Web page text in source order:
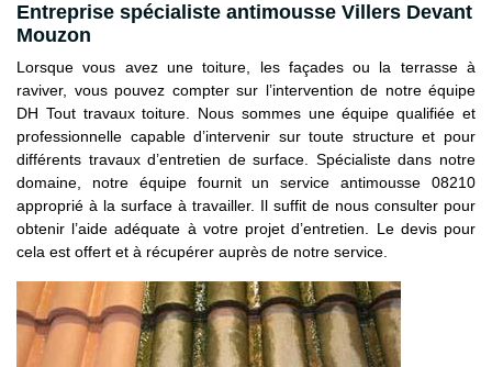
Entreprise spécialiste antimousse Villers Devant
Mouzon
Lorsque vous avez une toiture, les façades ou la terrasse à
raviver, vous pouvez compter sur l’intervention de notre équipe
DH Tout travaux toiture. Nous sommes une équipe qualifiée et
professionnelle capable d’intervenir sur toute structure et pour
différents travaux d’entretien de surface. Spécialiste dans notre
domaine, notre équipe fournit un service antimousse 08210
approprié à la surface à travailler. Il suffit de nous consulter pour
obtenir l’aide adéquate à votre projet d’entretien. Le devis pour
cela est offert et à récupérer auprès de notre service.